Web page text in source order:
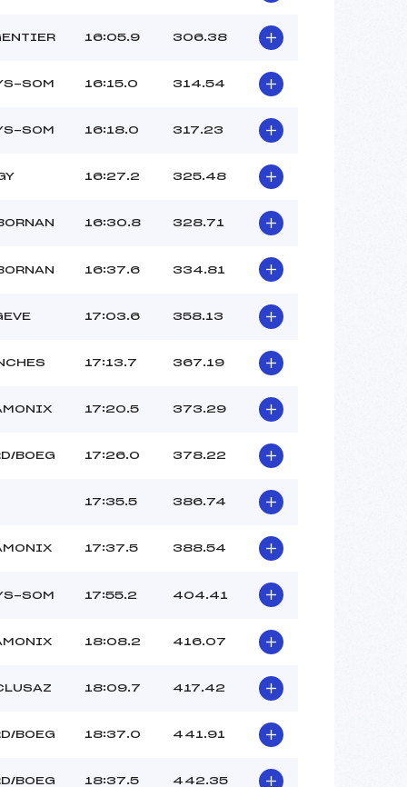
16:05.9 306.38
SOM 16:15.0 314.54
SOM 16:18.0 317.23
16:27.2 325.48
16:30.8 328.71
16:37.6 334.81
17:03.6 358.13
17:13.7 367.19
17:20.5 373.29
BOEG 17:26.0 378.22
17:35.5 386.74
17:37.5 388.54
SOM 17:55.2 404.41
18:08.2 416.07
18:09.7 417.42
BOEG 18:37.0 441.91
BOEG 18:37.5 442.35